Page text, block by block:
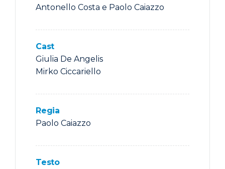
Antonello Costa e Paolo Caiazzo
Cast
Giulia De Angelis
Mirko Ciccariello
Regia
Paolo Caiazzo
Testo